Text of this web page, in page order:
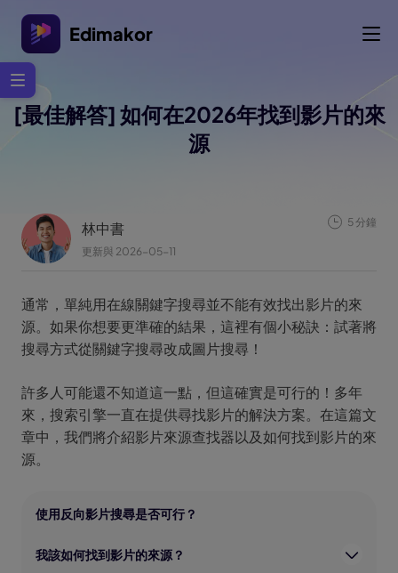
Edimakor
[最佳解答] 如何在2026年找到影片的來
源
林中書
更新與 2026-05-11
5 分鐘
通常，單純用在線關鍵字搜尋並不能有效找出影片的來
源。如果你想要更準確的結果，這裡有個小秘訣：試著將
搜尋方式從關鍵字搜尋改成圖片搜尋！
許多人可能還不知道這一點，但這確實是可行的！多年
來，搜索引擎一直在提供尋找影片的解決方案。在這篇文
章中，我們將介紹影片來源查找器以及如何找到影片的來
源。
使用反向影片搜尋是否可行？
我該如何找到影片的來源？